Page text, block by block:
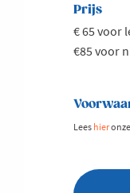
Prijs
€ 65 voor
€85 voor
Lees hier